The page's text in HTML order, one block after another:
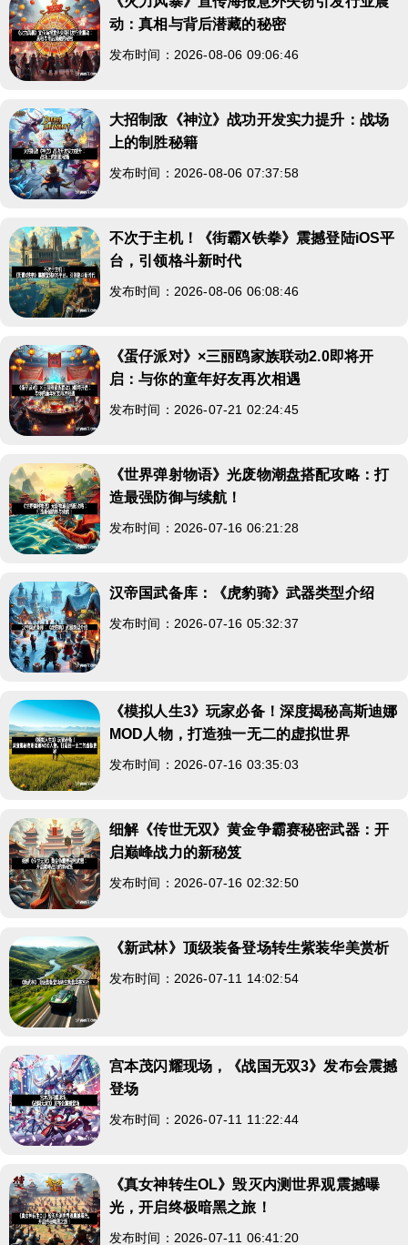
动：真相与背后潜藏的秘密
发布时间：2026-08-06 09:06:46
大招制敌《神泣》战功开发实力提升：战场
上的制胜秘籍
发布时间：2026-08-06 07:37:58
不次于主机！《街霸X铁拳》震撼登陆iOS平
台，引领格斗新时代
发布时间：2026-08-06 06:08:46
《蛋仔派对》×三丽鸥家族联动2.0即将开
启：与你的童年好友再次相遇
发布时间：2026-07-21 02:24:45
《世界弹射物语》光废物潮盘搭配攻略：打
造最强防御与续航！
发布时间：2026-07-16 06:21:28
汉帝国武备库：《虎豹骑》武器类型介绍
发布时间：2026-07-16 05:32:37
《模拟人生3》玩家必备！深度揭秘高斯迪娜
MOD人物，打造独一无二的虚拟世界
发布时间：2026-07-16 03:35:03
细解《传世无双》黄金争霸赛秘密武器：开
启巅峰战力的新秘笈
发布时间：2026-07-16 02:32:50
《新武林》顶级装备登场转生紫装华美赏析
发布时间：2026-07-11 14:02:54
宫本茂闪耀现场，《战国无双3》发布会震撼
登场
发布时间：2026-07-11 11:22:44
《真女神转生OL》毁灭内测世界观震撼曝
光，开启终极暗黑之旅！
发布时间：2026-07-11 06:41:20